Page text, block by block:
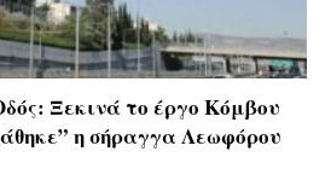
Ξεκινά το έργο Κόμβου
η σήραγγα Λεωφόρου